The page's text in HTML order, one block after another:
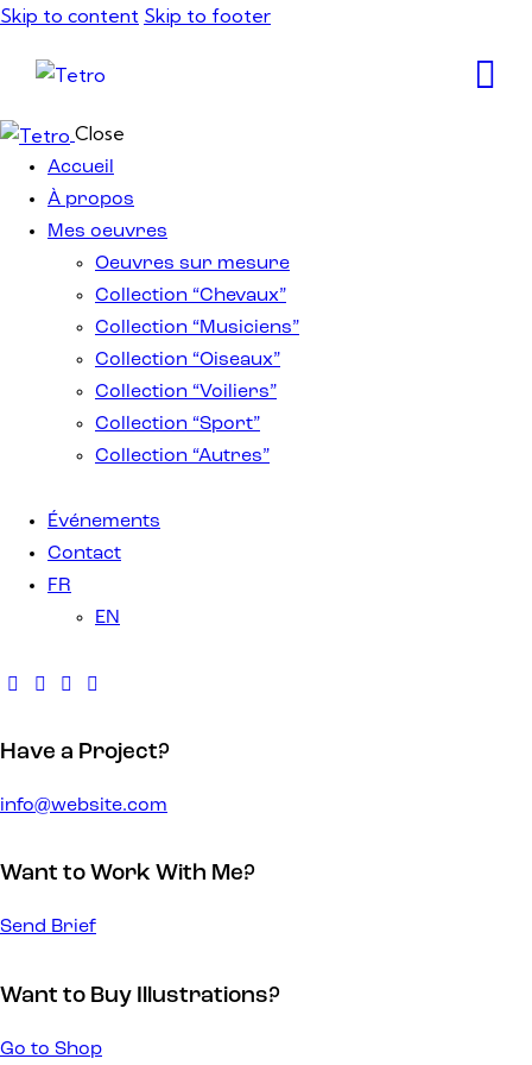
Skip to content Skip to footer
Close
Accueil
À propos
Mes oeuvres
Oeuvres sur mesure
Collection “Chevaux”
Collection “Musiciens”
Collection “Oiseaux”
Collection “Voiliers”
Collection “Sport”
Collection “Autres”
Événements
Contact
FR
EN
Have a Project?
info@website.com
Want to Work With Me?
Send Brief
Want to Buy Illustrations?
Go to Shop